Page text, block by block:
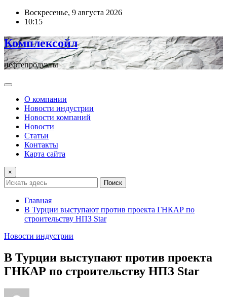
ПерейтиВоскресенье, 9 августа 2026
10:15
Комплексойл
нефтепродукты
О компании
Новости индустрии
Новости компаний
Новости
Статьи
Контакты
Карта сайта
×
Поиск
Главная
В Турции выступают против проекта ГНКАР по
строительству НПЗ Star
Новости индустрии
В Турции выступают против проекта
ГНКАР по строительству НПЗ Star